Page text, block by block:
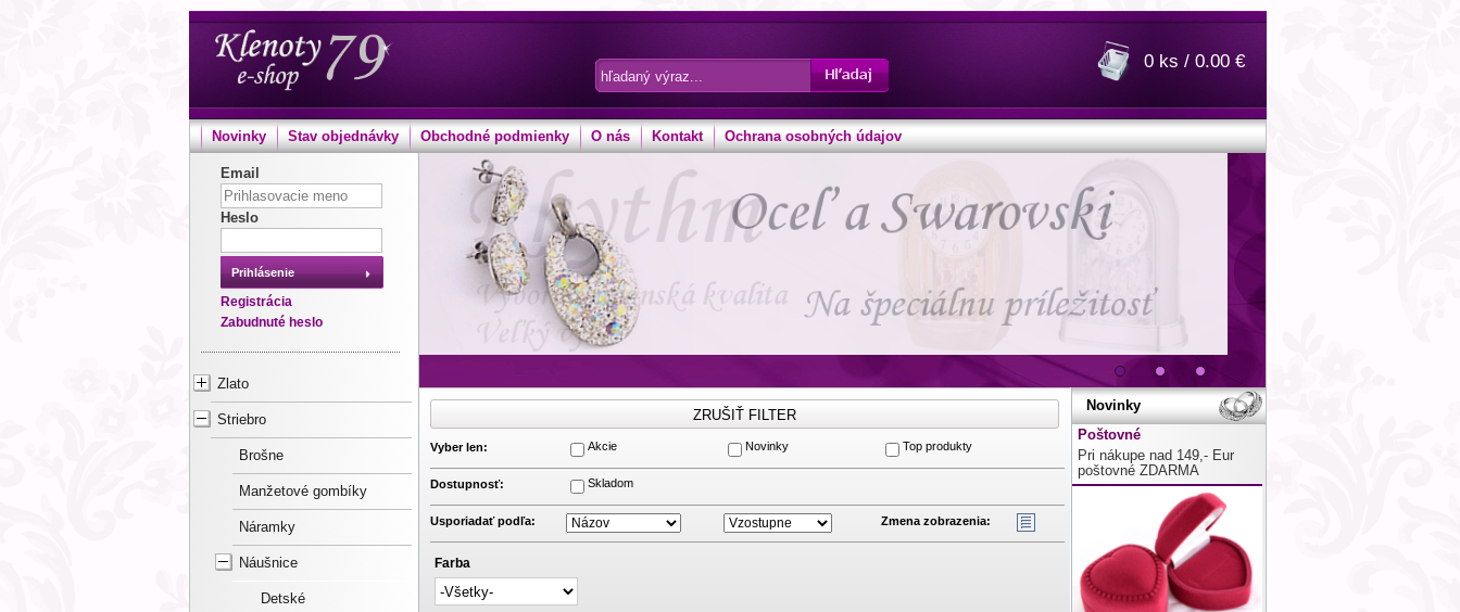
0 ks / 0.00 €
Novinky Stav objednávky Obchodné podmienky O nás Kontakt Ochrana osobných údajov
Email
Heslo
Prihlásenie
Registrácia
Zabudnuté heslo
Zlato
Striebro
Brošne
Manžetové gombíky
Náramky
Náušnice
Detské
Vyber len: Akcie Novinky Top produkty
Dostupnosť: Skladom
Usporiadať podľa: Zmena zobrazenia:
Farba
Novinky
Poštovné
Pri nákupe nad 149,- Eur
poštovné ZDARMA